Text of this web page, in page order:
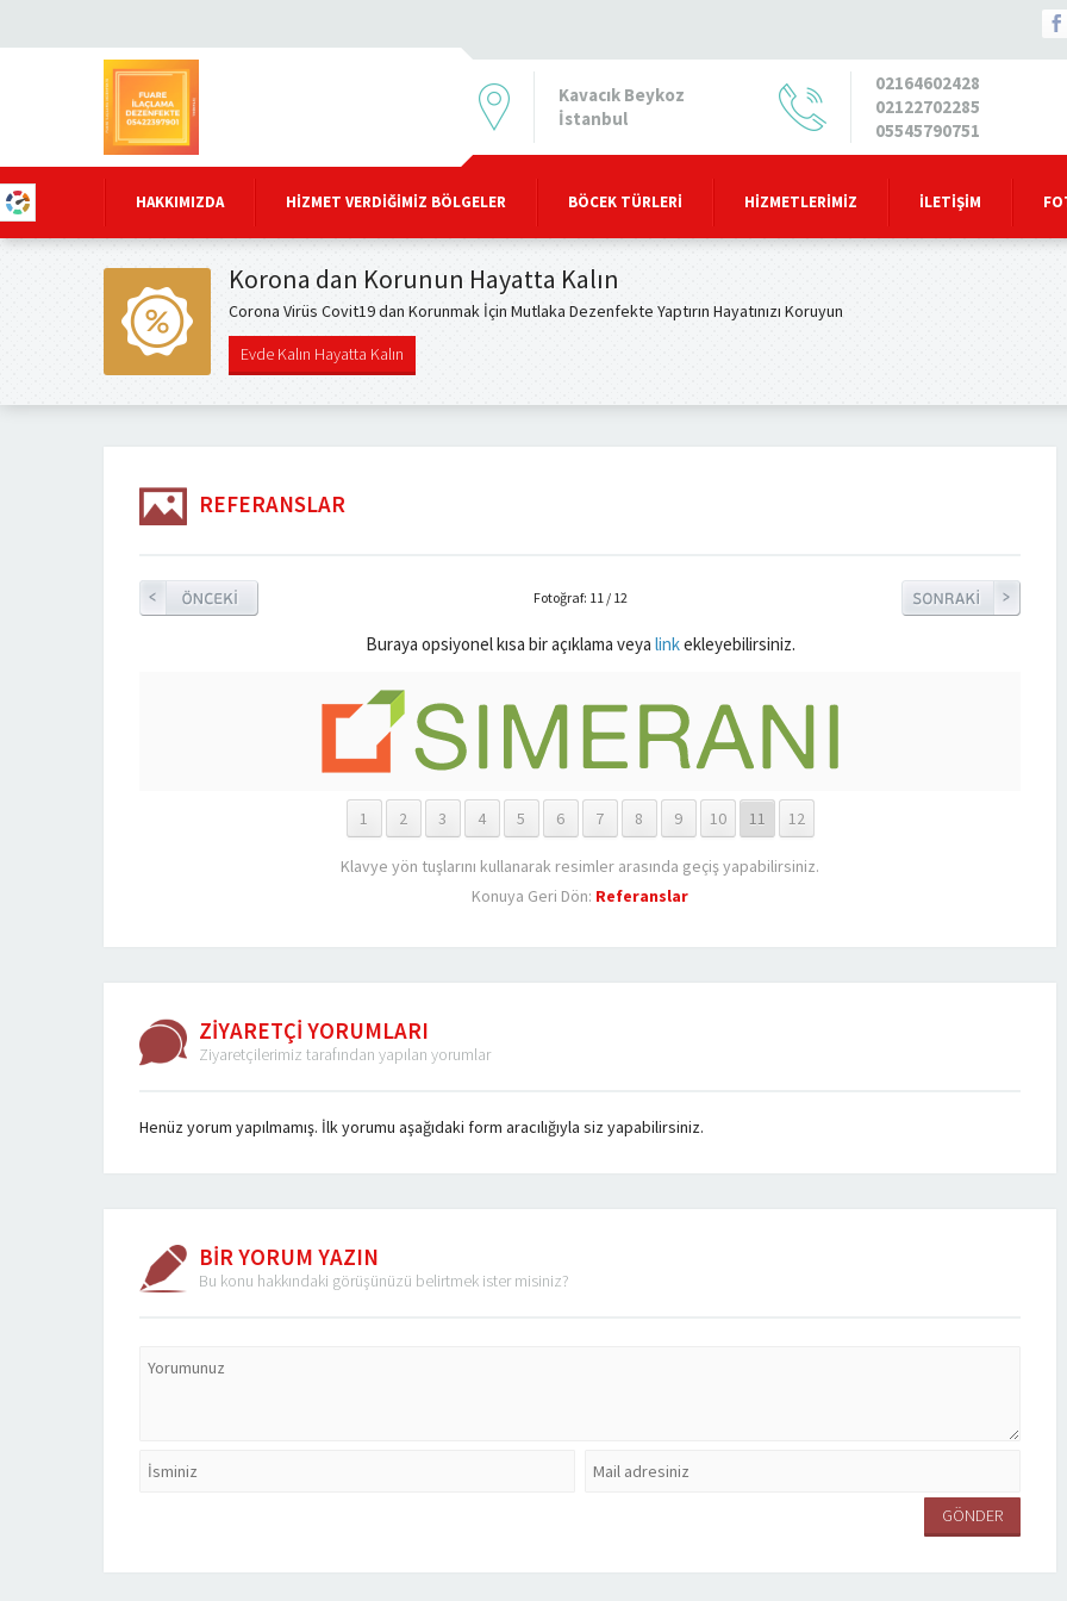
Kavacık Beykoz
İstanbul
02164602428
02122702285
05545790751
HAKKIMIZDA HIZMET VERDIĞIMIZ BÖLGELER BÖCEK TÜRLERI HIZMETLERIMIZ İLETIŞIM
Korona dan Korunun Hayatta Kalın
Corona Virüs Covit19 dan Korunmak İçin Mutlaka Dezenfekte Yaptırın Hayatınızı Koruyun
Evde Kalın Hayatta Kalın
REFERANSLAR
Fotoğraf: 11 / 12
Buraya opsiyonel kısa bir açıklama veya linkekleyebilirsiniz.
1 2 3 4 5 6 7 8 9 10 11 12
Klavye yön tuşlarını kullanarak resimler arasında geçiş yapabilirsiniz.
Konuya Geri Dön: Referanslar
ZİYARETÇİ YORUMLARI
Ziyaretçilerimiz tarafından yapılan yorumlar
Henüz yorum yapılmamış. İlk yorumu aşağıdaki form aracılığıyla siz yapabilirsiniz.
BİR YORUM YAZIN
Bu konu hakkındaki görüşünüzü belirtmek ister misiniz?